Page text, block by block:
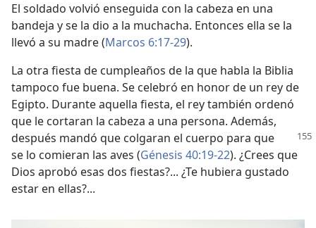
El soldado volvió enseguida con la cabeza en una
bandeja y se la dio a la muchacha. Entonces ella se la
llevó a su madre (Marcos 6:17-29).
La otra fiesta de cumpleaños de la que habla la Biblia
tampoco fue buena. Se celebró en honor de un rey de
Egipto. Durante aquella fiesta, el rey también ordenó
que le cortaran la cabeza a una persona. Además,
después mandó que colgaran el cuerpo para que
se lo comieran las aves (Génesis 40:19-22). ¿Crees que
Dios aprobó esas dos fiestas?... ¿Te hubiera gustado
estar en ellas?...